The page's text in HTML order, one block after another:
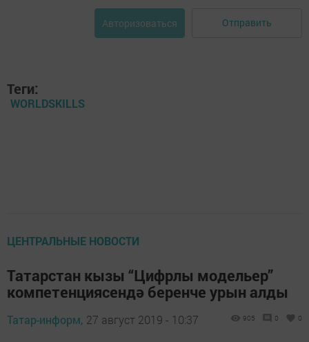
Авторизоваться Отправить
Теги:
WORLDSKILLS
ЦЕНТРАЛЬНЫЕ НОВОСТИ
Татарстан кызы “Цифрлы модельер”
компетенциясендә беренче урын алды
Татар-информ, 27 август 2019 - 10:37 905 0 0